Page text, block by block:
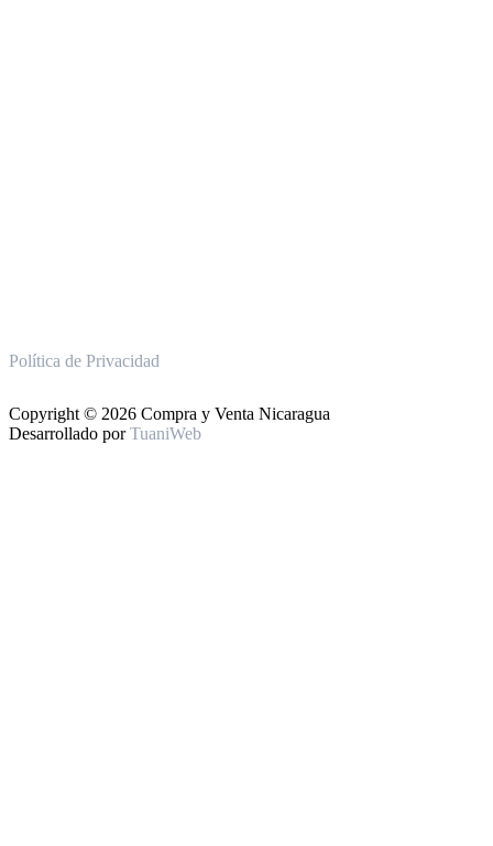
Política de Privacidad
Copyright © 2026 Compra y Venta Nicaragua
Desarrollado porTuaniWeb